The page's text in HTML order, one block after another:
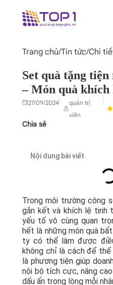
Trang chủ/Tin tức/Chi
Set quà tặng
– Món quà
27/09/2024|
quản trị
viên
|
Chia sẻ
Nội dung bài viết
Trong môi trường công
gắn kết và khích lệ tinh
yếu tố vô cùng quan
hết là những món quà
ty có thể làm được
không chỉ là cách để thể
là phương tiện giúp
nội bộ tích cực, nâng
dấu ấn trong lòng mỗi